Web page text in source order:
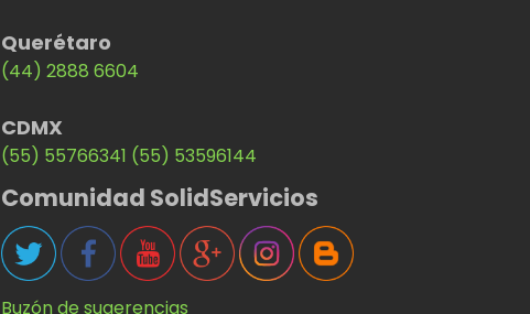
Querétaro
(44) 2888 6604
CDMX
(55) 55766341 (55) 53596144
Comunidad SolidServicios
Buzón de sugerencias